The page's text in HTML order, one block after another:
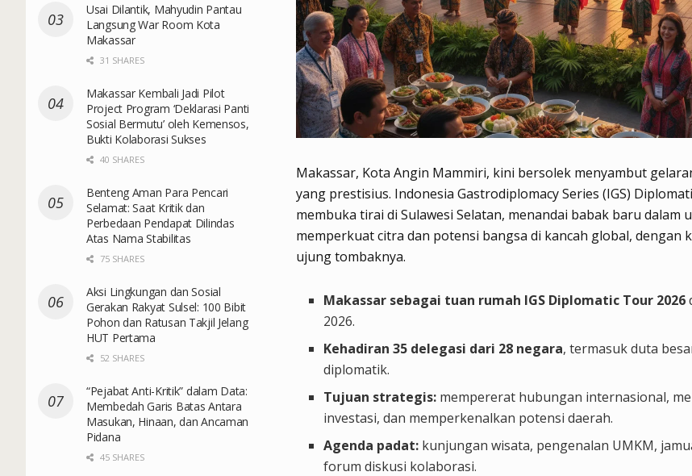
Makassar, Kota Angin Mammiri, kini bersolek menyambut
yang prestisius. Indonesia Gastrodiplomacy Series (IGS)
membuka tirai di Sulawesi Selatan, menandai babak baru dalam
memperkuat citra dan potensi bangsa di kancah global, dengan
ujung tombaknya.
Makassar sebagai tuan rumah IGS Diplomatic Tour 2026
2026.
Kehadiran 35 delegasi dari 28 negara, termasuk duta
diplomatik.
Tujuan strategis: mempererat hubungan internasional,
investasi, dan memperkenalkan potensi daerah.
Agenda padat: kunjungan wisata, pengenalan UMKM,
forum diskusi kolaborasi.
Usai Dilantik, Mahyudin Pantau
Langsung War Room Kota
Makassar
31 SHARES
Makassar Kembali Jadi Pilot
Project Program ‘Deklarasi Panti
Sosial Bermutu’ oleh Kemensos,
Bukti Kolaborasi Sukses
40 SHARES
Benteng Aman Para Pencari
Selamat: Saat Kritik dan
Perbedaan Pendapat Dilindas
Atas Nama Stabilitas
75 SHARES
Aksi Lingkungan dan Sosial
Gerakan Rakyat Sulsel: 100 Bibit
Pohon dan Ratusan Takjil Jelang
HUT Pertama
52 SHARES
“Pejabat Anti-Kritik” dalam Data:
Membedah Garis Batas Antara
Masukan, Hinaan, dan Ancaman
Pidana
45 SHARES